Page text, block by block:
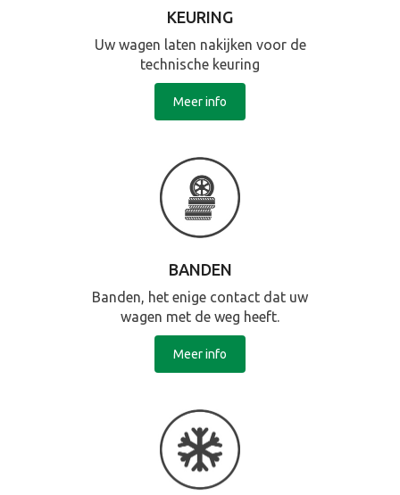
KEURING
Uw wagen laten nakijken voor de
technische keuring
Meer info
BANDEN
Banden, het enige contact dat uw
wagen met de weg heeft.
Meer info